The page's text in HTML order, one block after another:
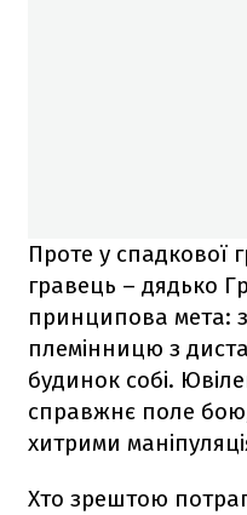
Проте у спадкової
гравець – дядько
принципова мета:
племінницю з
будинок собі.
справжнє поле
хитрими
Хто зрештою